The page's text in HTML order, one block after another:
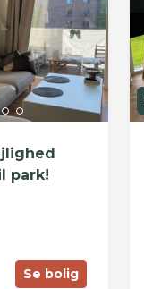
park!
Se bolig